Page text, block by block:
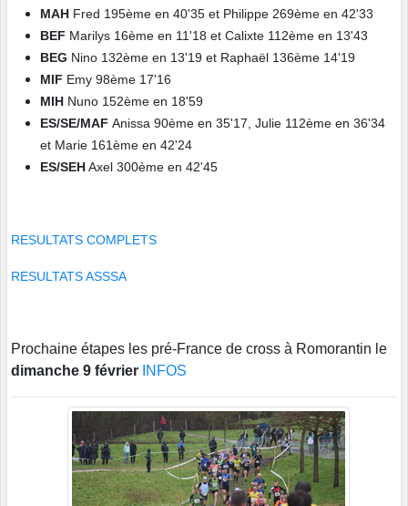
MAH Fred 195ème en 40'35 et Philippe 269ème en 42'33
BEF Marilys 16ème en 11'18 et Calixte 112ème en 13'43
BEG Nino 132ème en 13'19 et Raphaël 136ème 14'19
MIF Emy 98ème 17'16
MIH Nuno 152ème en 18'59
ES/SE/MAF Anissa 90ème en 35'17, Julie 112ème en 36'34
et Marie 161ème en 42'24
ES/SEHAxel 300ème en 42'45
RESULTATS COMPLETS
RESULTATS ASSSA
Prochaine étapes les pré-France de cross à Romorantin le
dimanche 9 février INFOS